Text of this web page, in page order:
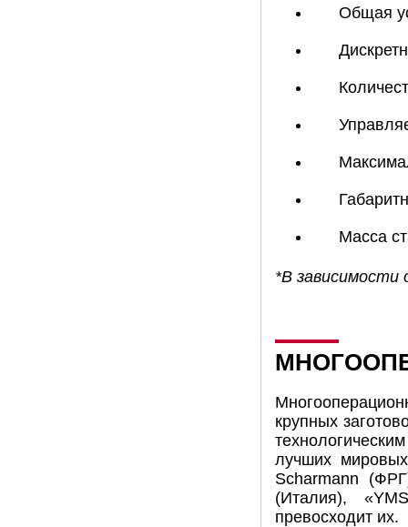
Общая
Масса
*В зависимости
крупных
лучших мировых
Scharmann
(Италия),
превосходит их.